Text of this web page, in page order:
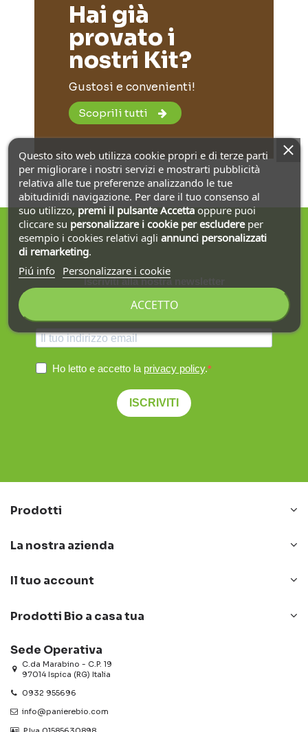
Hai già
provato i
nostri Kit?
Gustosi e convenienti!
Scoprili tutti
Iscriviti alla nostra newsletter
Ottieni la spedizione gratuita sul primo ordine!
Ho letto e accetto la privacy policy.
ISCRIVITI
Prodotti
La nostra azienda
Il tuo account
Prodotti Bio a casa tua
Sede Operativa
C.da Marabino - C.P. 19
97014 Ispica (RG) Italia
0932 955696
info@panierebio.com
Questo sito web utilizza cookie propri e di terze parti
per migliorare i nostri servizi e mostrarti pubblicità
relativa alle tue preferenze analizzando le tue
abitudinidi navigazione. Per dare il tuo consenso al
suo utilizzo, premi il pulsante Accettaoppure puoi
cliccare su personalizzare i cookie per escludereper
esempio i cookies relativi agli annunci personalizzati
di remarketing.
Piú info
Personalizzare i cookie
ACCETTO